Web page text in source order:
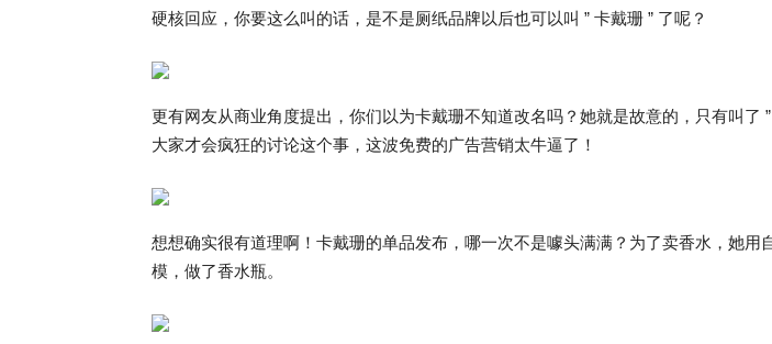
硬核回应，你要这么叫的话，是不是厕纸品牌以后也可以叫 ” 卡戴珊 ” 了呢？
更有网友从商业角度提出，你们以为卡戴珊不知道改名吗？她就是故意的，只有叫了 ”
大家才会疯狂的讨论这个事，这波免费的广告营销太牛逼了！
想想确实很有道理啊！卡戴珊的单品发布，哪一次不是噱头满满？为了卖香水，她用
模，做了香水瓶。